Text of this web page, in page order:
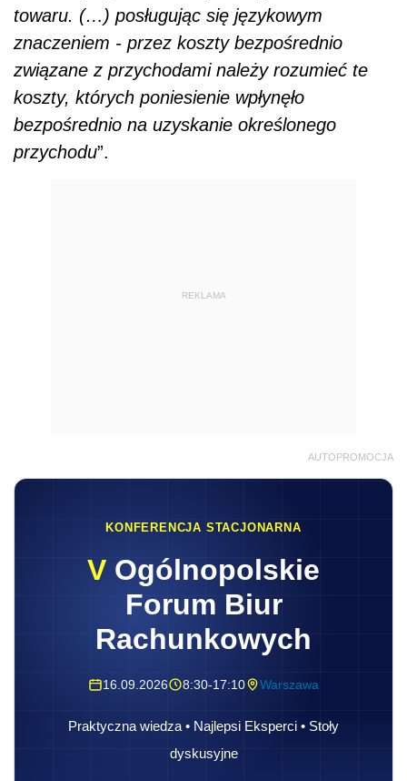
towaru. (…) posługując się językowym
znaczeniem - przez koszty bezpośrednio
związane z przychodami należy rozumieć te
koszty, których poniesienie wpłynęło
bezpośrednio na uzyskanie określonego
przychodu”.
REKLAMA
AUTOPROMOCJA
KONFERENCJA STACJONARNA
V Ogólnopolskie
Forum Biur
Rachunkowych
16.09.2026 8:30-17:10 Warszawa
Praktyczna wiedza • Najlepsi Eksperci • Stoły
dyskusyjne